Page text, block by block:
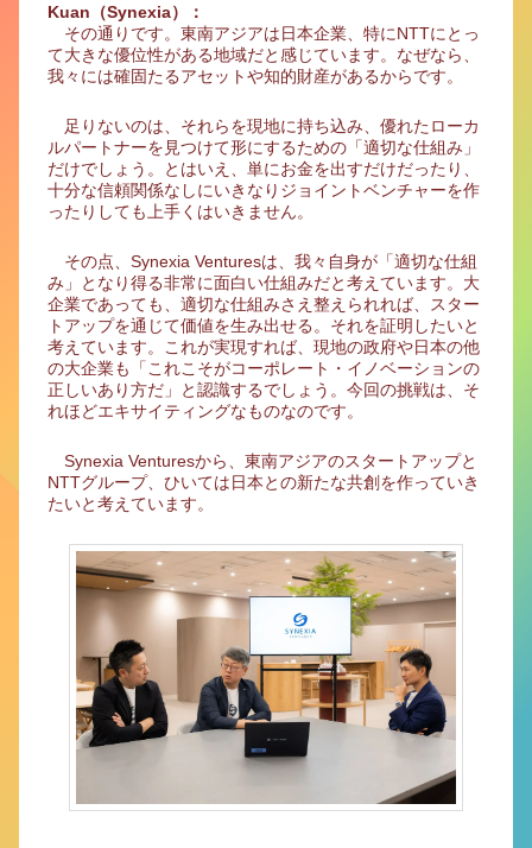
Kuan（Synexia）：
その通りです。東南アジアは日本企業、特にNTTにとっ
て大きな優位性がある地域だと感じています。なぜなら、
我々には確固たるアセットや知的財産があるからです。
足りないのは、それらを現地に持ち込み、優れたローカ
ルパートナーを見つけて形にするための「適切な仕組み」
だけでしょう。とはいえ、単にお金を出すだけだったり、
十分な信頼関係なしにいきなりジョイントベンチャーを作
ったりしても上手くはいきません。
その点、Synexia Venturesは、我々自身が「適切な仕組
み」となり得る非常に面白い仕組みだと考えています。大
企業であっても、適切な仕組みさえ整えられれば、スター
トアップを通じて価値を生み出せる。それを証明したいと
考えています。これが実現すれば、現地の政府や日本の他
の大企業も「これこそがコーポレート・イノベーションの
正しいあり方だ」と認識するでしょう。今回の挑戦は、そ
れほどエキサイティングなものなのです。
Synexia Venturesから、東南アジアのスタートアップと
NTTグループ、ひいては日本との新たな共創を作っていき
たいと考えています。